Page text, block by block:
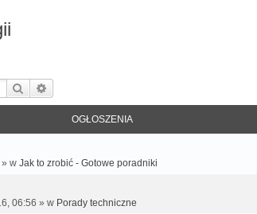
Szukaj
OGŁOSZENIA
w Jak to zrobić - Gotowe poradniki
06:56 » w Porady techniczne